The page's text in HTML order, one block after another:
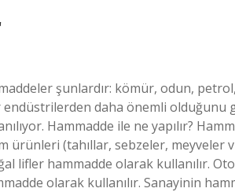
şunlardır: kömür, odun,
endüstrilerden daha önemli olduğunu
Hammadde ile ne yapılır?
ürünleri (tahıllar, sebzeler, meyveler
lifler hammadde olarak kullanılır.
olarak kullanılır. Sanayinin